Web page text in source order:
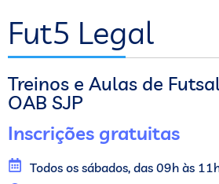
Fut5 Legal
Treinos e Aulas de
OAB SJP
Inscrições gratuitas
Todos os sábados, das 09h às